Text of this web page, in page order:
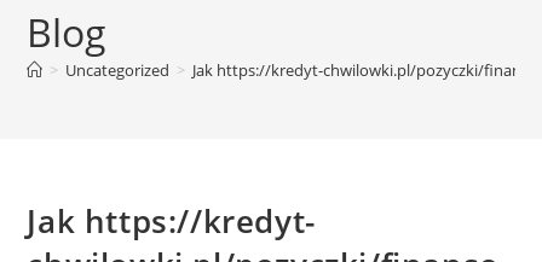
Blog
> Uncategorized > Jak https://kredyt-chwilowki.pl/pozyczki/
Jak https://kredyt-